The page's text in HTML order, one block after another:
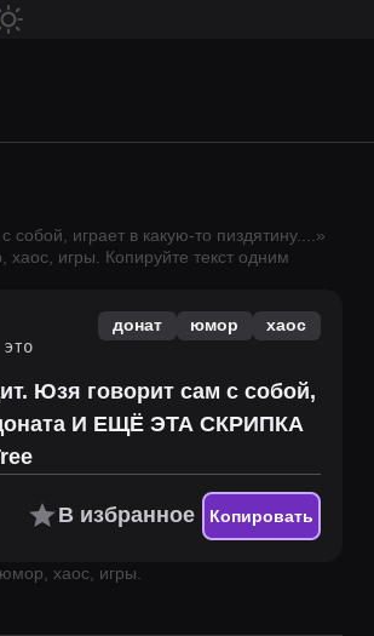
собой, играет в какую-то пиздятину.
»
хаос, игры.
Копируйте текст одним
донат юмор хаос
Юзя говорит сам с собой,
доната И ЕЩЁ ЭТА СКРИПКА
В избранное Копировать
хаос, игры.